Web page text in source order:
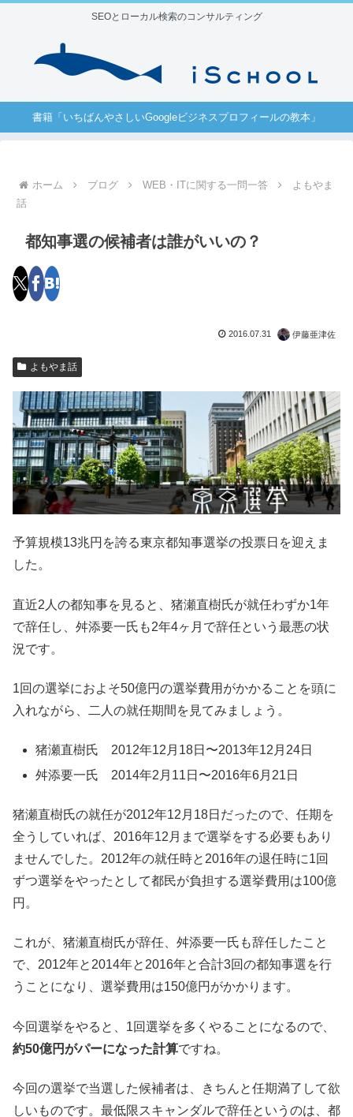
SEOとローカル検索のコンサルティング
書籍「いちばんやさしいGoogleビジネスプロフィールの教本」
ホーム ブログ WEB・ITに関する一問一答
よもやま
話
都知事選の候補者は誰がいいの？
2016.07.31 伊藤亜津佐
よもやま話
予算規模13兆円を誇る東京都知事選挙の投票日を迎えま
した。
直近2人の都知事を見ると、猪瀬直樹氏が就任わずか1年
で辞任し、舛添要一氏も2年4ヶ月で辞任という最悪の状
況です。
1回の選挙におよそ50億円の選挙費用がかかることを頭に
入れながら、二人の就任期間を見てみましょう。
猪瀬直樹氏 2012年12月18日〜2013年12月24日
舛添要一氏 2014年2月11日〜2016年6月21日
猪瀬直樹氏の就任が2012年12月18日だったので、任期を
全うしていれば、2016年12月まで選挙をする必要もあり
ませんでした。2012年の就任時と2016年の退任時に1回
ずつ選挙をやったとして都民が負担する選挙費用は100億
円。
これが、猪瀬直樹氏が辞任、舛添要一氏も辞任したこと
で、2012年と2014年と2016年と合計3回の都知事選を行
うことになり、選挙費用は150億円がかかります。
今回選挙をやると、1回選挙を多くやることになるので、
約50億円がパーになった計算ですね。
今回の選挙で当選した候補者は、きちんと任期満了して欲
しいものです。最低限スキャンダルで辞任というのは、都